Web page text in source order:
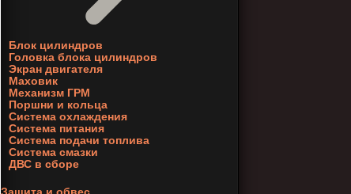
Блок цилиндров
Головка блока цилиндров
Экран двигателя
Маховик
Механизм ГРМ
Поршни и кольца
Система охлаждения
Система питания
Система подачи топлива
Система смазки
ДВС в сборе